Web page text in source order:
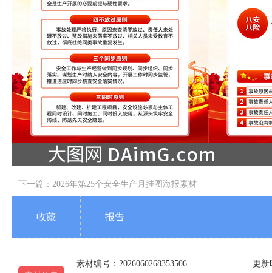
下一篇： 2026年第25个安全生产月挂图海报素材
收藏 报告
素材编号：2026060268353506
更新